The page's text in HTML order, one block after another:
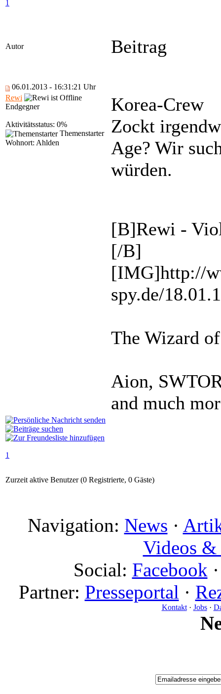
1
Autor Beitrag
06.01.2013 - 16:31:21 Uhr
Rewi
Endgegner
Aktivitätsstatus: 0%
Themenstarter
Wohnort: Ahlden
Korea-Crew
Zockt
Age? Wir
würden.
[B]Rewi -
[/B]
[IMG]http://
spy.de/
The Wizard
Aion,
and much
1
Zurzeit aktive Benutzer (0 Registrierte, 0 Gäste)
Navigation: News ·
Videos
Social: Facebook
Partner: Presseportal ·
Kontakt· Jobs·